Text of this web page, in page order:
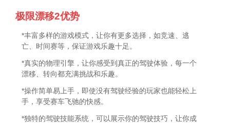
极限漂移2优势
*丰富多样的游戏模式，让你有更多选择，如竞速、逃
亡、时间赛等，保证游戏乐趣十足。
*真实的物理引擎，让你感受到真正的驾驶体验，每一个
漂移、转向都充满挑战和乐趣。
*操作简单易上手，即使没有驾驶经验的玩家也能轻松上
手，享受赛车飞驰的快感。
*独特的驾驶技能系统，可以展示你的驾驶技巧，让你成